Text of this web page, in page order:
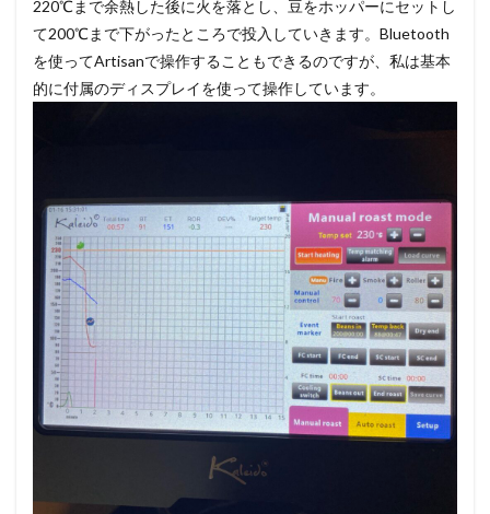
220℃まで余熱した後に火を落とし、豆をホッパーにセットし
て200℃まで下がったところで投入していきます。Bluetooth
を使ってArtisanで操作することもできるのですが、私は基本
的に付属のディスプレイを使って操作しています。